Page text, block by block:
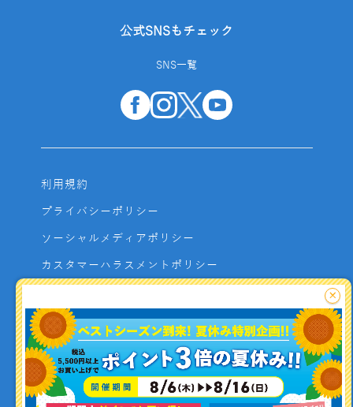
公式SNSもチェック
SNS一覧
利用規約
プライバシーポリシー
ソーシャルメディアポリシー
カスタマーハラスメントポリシー
よくあるご質問
お問い合わせ
利用者資金の保全方法
×